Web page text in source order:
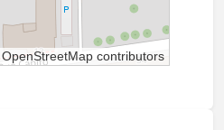
contributors